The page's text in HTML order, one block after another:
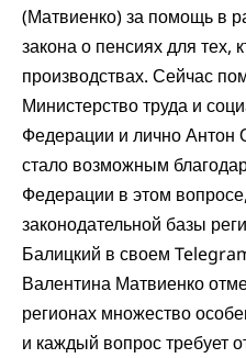
(Матвиенко) за помощь в
закона о пенсиях для тех,
производствах. Сейчас
Министерство труда и
Федерации и лично Антон
стало возможным
Федерации в этом
законодательной базы
Балицкий в своем
Валентина Матвиенко
регионах множество
и каждый вопрос требует